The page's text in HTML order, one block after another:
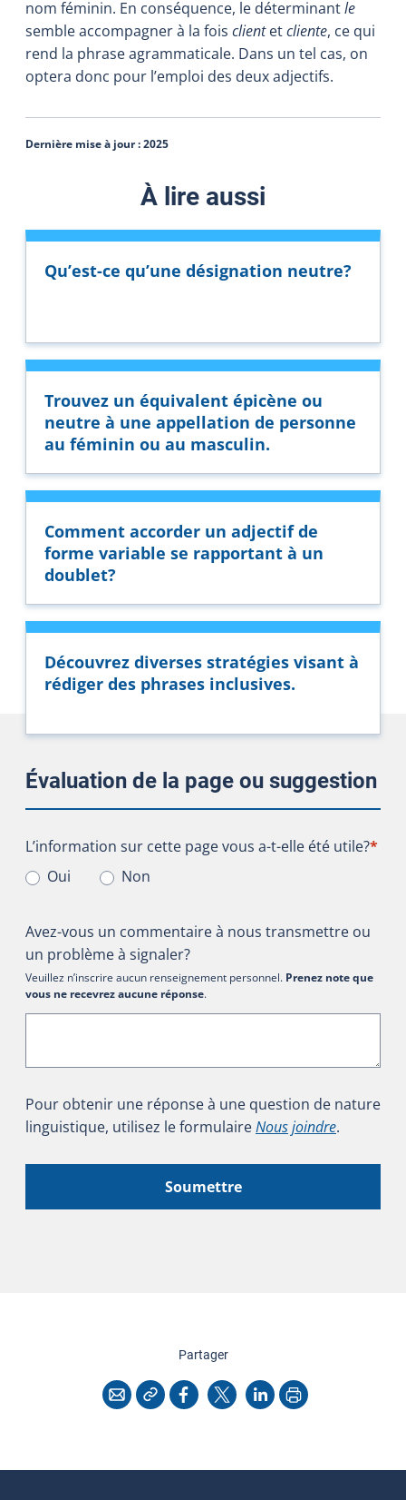
nom féminin. En conséquence, le déterminantle
semble accompagner à la fois clientetcliente, ce qui
rend la phrase agrammaticale. Dans un tel cas, on
optera donc pour l’emploi des deux adjectifs.
Dernière mise à jour :2025
À lire aussi
Qu’est-ce qu’une désignation neutre?
Trouvez un équivalent épicène ou
neutre à une appellation de personne
au féminin ou au masculin.
Comment accorder un adjectif de
forme variable se rapportant à un
doublet?
Découvrez diverses stratégies visant à
rédiger des phrases inclusives.
Évaluation de la page ou suggestion
L’information sur cette page vous a-t-elle été utile?
L’information sur cette page vous a-t-elle été utile?*
Oui
Non
Avez-vous un commentaire à nous transmettre ou
un problème à signaler?
Veuillez n’inscrire aucun renseignement personnel. Prenez note que
vous ne recevrez aucune réponse.
Pour obtenir une réponse à une question de nature
linguistique, utilisez le formulaireNous joindre.
Soumettre
Partagercette page
CourrielCopier l'adresse
Facebook
X LinkedInImprimer